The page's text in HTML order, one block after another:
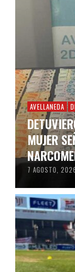
AVELLANEDA
MUJER
7 AGOSTO,